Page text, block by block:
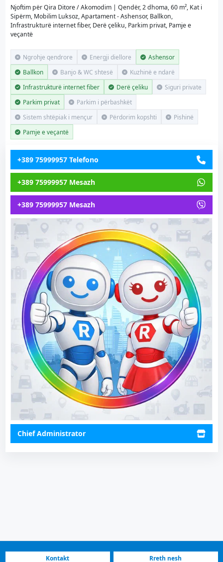
Njoftim për Qira Ditore / Akomodim | Qendër, 2 dhoma, 60 m², Kat i
Sipërm, Mobilim Luksoz, Apartament - Ashensor, Ballkon,
Infrastrukturë internet fiber, Derë çeliku, Parkim privat, Pamje e
veçantë
Ngrohje qendrore Energji diellore
Ashensor
Ballkon
Banjo & WC shtesë
Kuzhinë e ndarë
Infrastrukturë internet fiber
Derë çeliku
Siguri private
Parkim privat
Parkim i përbashkët
Sistem shtëpiak i mençur
Përdorim kopshti
Pishinë
Pamje e veçantë
+389 75999957 Telefono
+389 75999957 Mesazh
+389 75999957 Mesazh
Chief Administrator
Kontakt Rreth nesh